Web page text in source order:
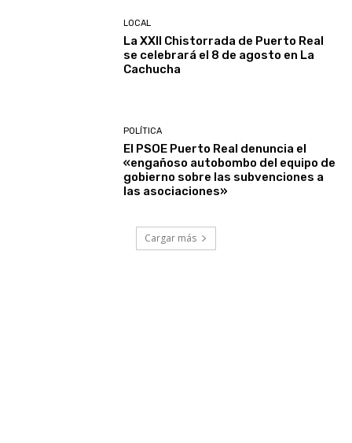
LOCAL
La XXII Chistorrada de Puerto Real
se celebrará el 8 de agosto en La
Cachucha
POLÍTICA
El PSOE Puerto Real denuncia el
«engañoso autobombo del equipo de
gobierno sobre las subvenciones a
las asociaciones»
Cargar más